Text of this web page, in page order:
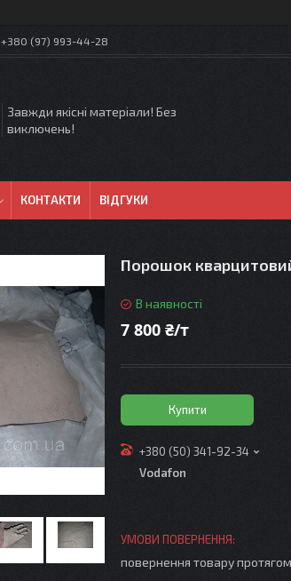
+380 (97) 993-44-28
Завжди якісні матеріали! Без
виключень!
КОНТАКТИ ВІДГУКИ
Порошок
В наявності
7 800 ₴/т
Купити
+380 (50) 341-92-34
Vodafon
повернення товару протягом